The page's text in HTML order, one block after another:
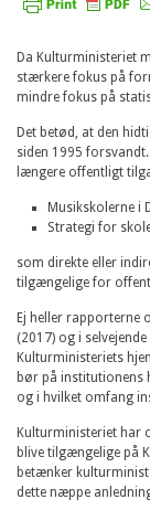
Da Kulturministeriet
stærkere fokus på
mindre fokus på
Det betød, at den
siden 1995
længere offentligt
Musikskolerne i
Strategi for
som direkte eller
tilgængelige for
Ej heller rapporterne
(2017) og i
Kulturministeriets
bør på institutionens
og i hvilket omfang
Kulturministeriet har
blive tilgængelige på
betænker
dette næppe